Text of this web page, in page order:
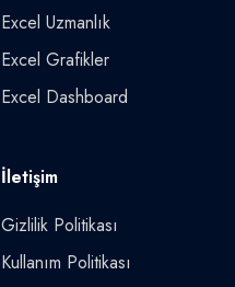
Excel Uzmanlık
Excel Grafikler
Excel Dashboard
İletişim
Gizlilik Politikası
Kullanım Politikası